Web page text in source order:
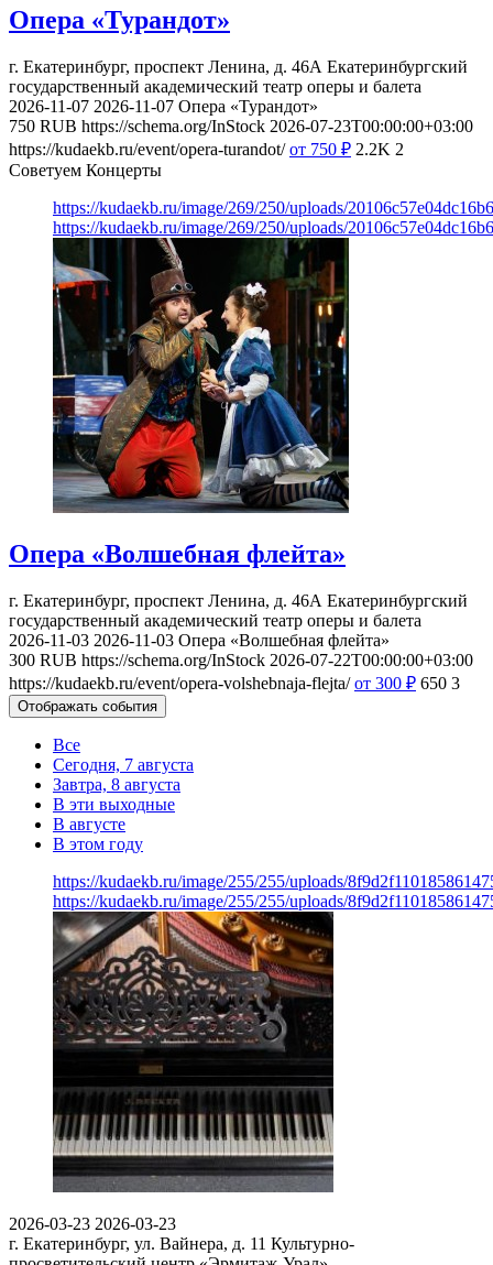
Опера «Турандот»
г. Екатеринбург, проспект Ленина, д. 46А Екатеринбургский
государственный академический театр оперы и балета
2026-11-07 2026-11-07 Опера «Турандот»
750 RUB https://schema.org/InStock 2026-07-23T00:00:00+03:00
https://kudaekb.ru/event/opera-turandot/ от 750 ₽ 2.2K 2
Советуем Концерты
https://kudaekb.ru/image/269/250/uploads/
https://kudaekb.ru/image/269/250/uploads/
Опера «Волшебная флейта»
г. Екатеринбург, проспект Ленина, д. 46А Екатеринбургский
государственный академический театр оперы и балета
2026-11-03 2026-11-03 Опера «Волшебная флейта»
300 RUB https://schema.org/InStock 2026-07-22T00:00:00+03:00
https://kudaekb.ru/event/opera-volshebnaja-flejta/ от 300 ₽ 650 3
Отображать события
Все
Сегодня, 7 августа
Завтра, 8 августа
В эти выходные
В августе
В этом году
https://kudaekb.ru/image/255/255/uploads/
https://kudaekb.ru/image/255/255/uploads/
2026-03-23 2026-03-23
г. Екатеринбург, ул. Вайнера, д. 11 Культурно-